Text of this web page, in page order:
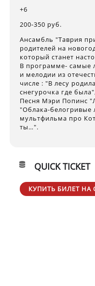
+6
200-350 руб.
Ансамбль "Таврия
родителей на
который станет
В программе- самые
и мелодии из
числе : "В лесу
снегурочка где
Песня Мэри Попинс
"Облака-белогривые
мультфильма про
ты…".
QUICK TICKET
КУПИТЬ БИЛЕТ НА